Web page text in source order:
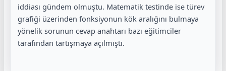
iddiası gündem olmuştu. Matematik testinde ise türev
grafiği üzerinden fonksiyonun kök aralığını bulmaya
yönelik sorunun cevap anahtarı bazı eğitimciler
tarafından tartışmaya açılmıştı.